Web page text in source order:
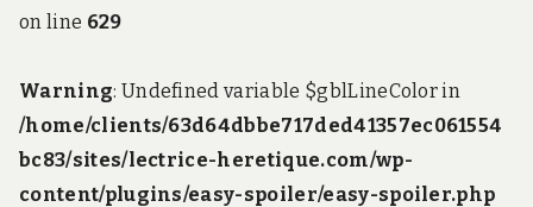
on line 629
Warning: Undefined variable $gblLineColor in
/home/clients/63d64dbbe717ded41357ec061554
bc83/sites/lectrice-heretique.com/wp-
content/plugins/easy-spoiler/easy-spoiler.php